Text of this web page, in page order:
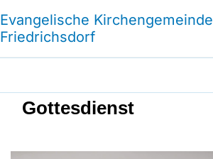
Evangelische Kirchengemeinde
Friedrichsdorf
Gottesdienst